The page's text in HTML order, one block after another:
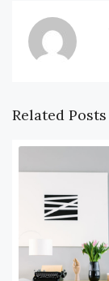
Related Posts